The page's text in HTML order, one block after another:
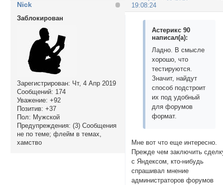
19:08:24
Nick
Заблокирован
Зарегистрирован: Чт, 4 Апр 2019
Сообщений: 174
Уважение: +92
Позитив: +37
Пол: Мужской
Предупреждения: (3) Сообщения
не по теме; флейм в темах,
хамство
Астерикс 90
написал(а):
Ладно. В смысле
хорошо, что
тестируются.
Значит, найдут
способ подстроит
их под удобный
для форумов
формат.
Мне вот что еще интересно.
Прежде чем заключить
с Яндексом, кто-нибудь
спрашивал мнение
администраторов форумов